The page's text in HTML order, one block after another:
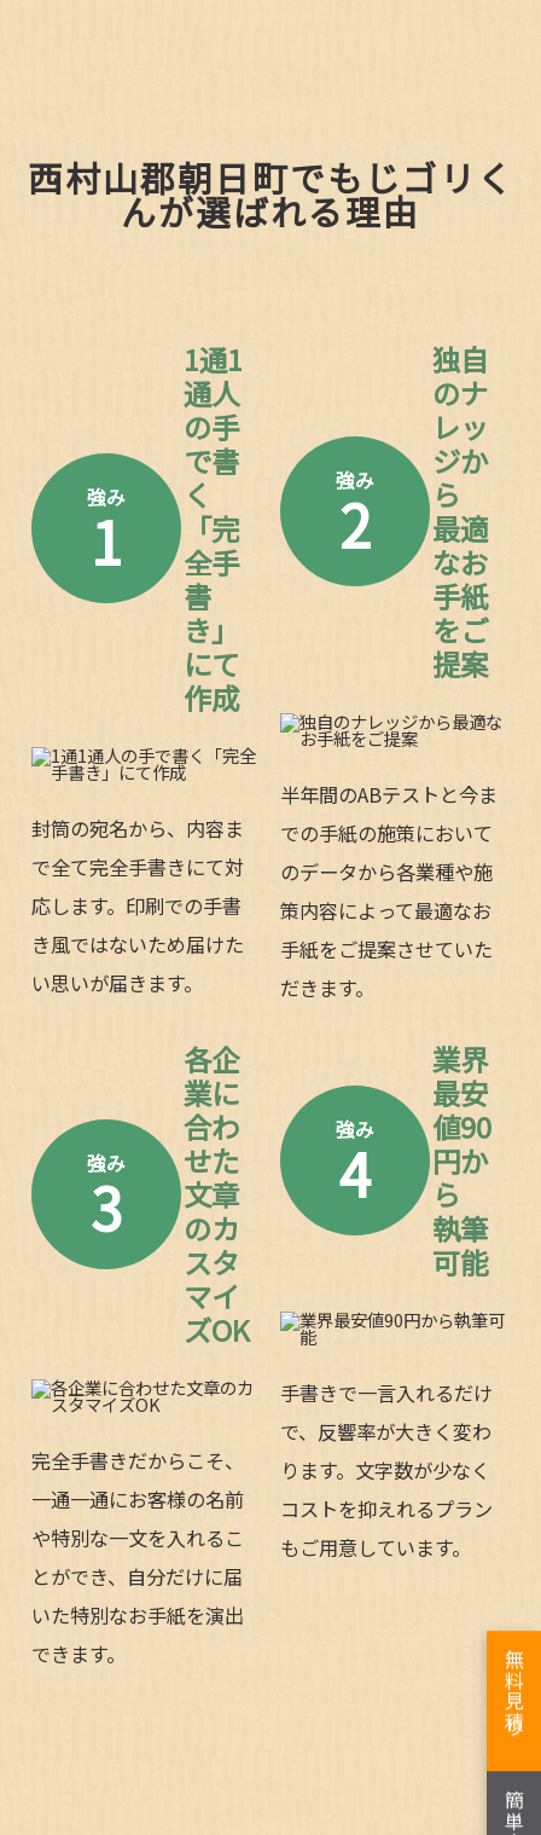
西村山郡朝日町でもじゴリく
んが選ばれる理由
強み
1
1通1
通人
の手
で書
く
「完
全手
書
き」
にて
作成
封筒の宛名から、内容ま
で全て完全手書きにて対
応します。印刷での手書
き風ではないため届けた
い思いが届きます。
強み
2
独自
のナ
レッ
ジか
ら
最適
なお
手紙
をご
提案
半年間のABテストと今ま
での手紙の施策において
のデータから各業種や施
策内容によって最適なお
手紙をご提案させていた
だきます。
強み
3
各企
業に
合わ
せた
文章
のカ
スタ
マイ
ズOK
完全手書きだからこそ、
一通一通にお客様の名前
や特別な一文を入れるこ
とができ、自分だけに届
いた特別なお手紙を演出
できます。
強み
4
業界
最安
値90
円か
ら
執筆
可能
手書きで一言入れるだけ
で、反響率が大きく変わ
ります。文字数が少なく
コストを抑えれるプラン
もご用意しています。
無料見積り